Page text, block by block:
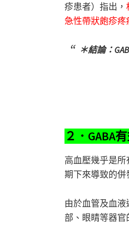
疹患者）指出，
急性帶狀皰疹
＊結論：
２．GABA
高血壓幾乎是
期下來導致的併
由於血管及血
部、眼睛等器官